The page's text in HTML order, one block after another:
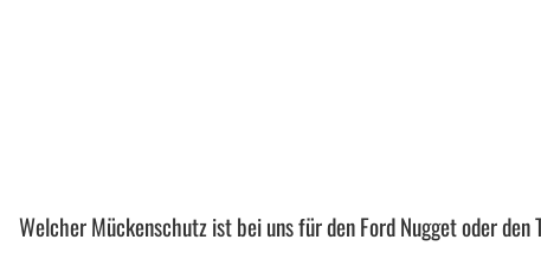
Welcher Mückenschutz ist bei uns für den Ford Nugget oder